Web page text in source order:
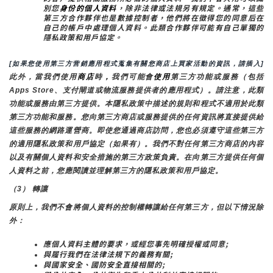
別您身份的個人資料 ，除非法律或法規另有規定。通常，這些
第三方合作夥伴也是數據控制者，他們將在徵得您的同意后在
自己的帳戶中處理個人資料。此類合作夥伴可能有自己單獨的
隱私政策和用戶協定。
[如果您使用第三方营銷應用程式蒐集有關您商店上買家活動的資訊，請插入]
此外，當我們使用商店時， 我們可能會使用第三方功能或服務（包括
Apps Store、支付閘道或物流服務提供者的應用程式）。請注意，此類
功能或服務由第三方提供。本隱私政策中描述的規則和程式不適用於此類
第三方功能和服務。您向第三方商店或服務提供的任何資訊將直接提供給
這些服務的網路運營商。即使您通過商店訪問，您也必須遵守這些第三方
的適用隱私政策和用戶協定（如果有）。我們不對任何第三方商店的內容
以及有關個人資料和安全措施的第三方政策負責。在向第三方提供任何個
人資料之前，您應閱讀並理解第三方的隱私政策和用戶協定。
（3） 轉讓
原則上，我們不會將個人資料的控制權轉讓給任何第三方，但以下情況除
外：
應個人資料主體的要求，或經您事先明確授權或同意;
與履行我們在法律法規下的義務有關;
與國家安全、國防安全直接相關的;